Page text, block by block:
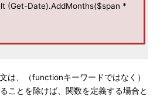
(Get-Date).AddMonths($span *
は、（functionキーワードではなく）
ことを除けば、関数を定義する場合と